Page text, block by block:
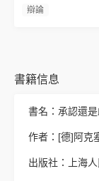
辯論
書籍信息
書名：承認還是
作者：[德]阿克
出版社：上海